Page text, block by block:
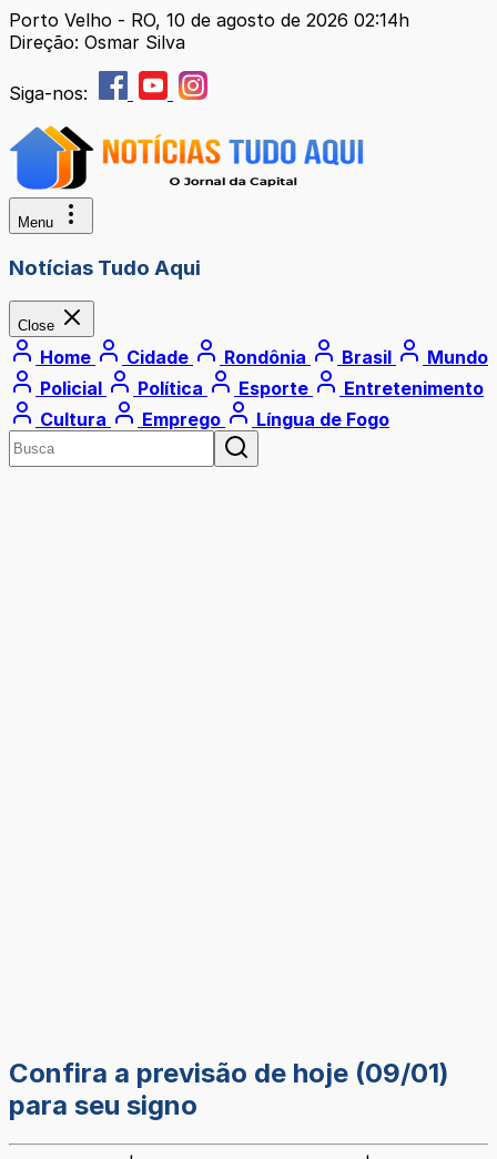
Porto Velho - RO, 10 de agosto de 2026 02:14h
Direção: Osmar Silva
Siga-nos:
Menu
Notícias Tudo Aqui
Close
Home Cidade Rondônia Brasil
Mundo
Policial
Política Esporte
Entretenimento
Cultura
Emprego Língua de Fogo
Confira a previsão de hoje (09/01)
para seu signo